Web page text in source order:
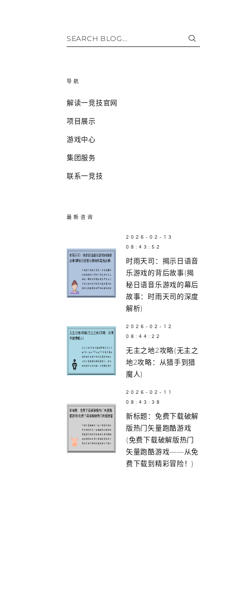
SEARCH BLOG...
导航
解读一竞技官网
项目展示
游戏中心
集团服务
联系一竞技
最新咨询
2026-02-13
08:43:52
时雨天司：揭示日语音
乐游戏的背后故事(揭
秘日语音乐游戏的幕后
故事：时雨天司的深度
解析)
2026-02-12
08:44:22
无主之地2攻略(无主之
地2攻略：从猎手到猎
魔人)
2026-02-11
08:43:38
新标题：免费下载破解
版热门矢量跑酷游戏
(免费下载破解版热门
矢量跑酷游戏——从免
费下载到精彩冒险！)